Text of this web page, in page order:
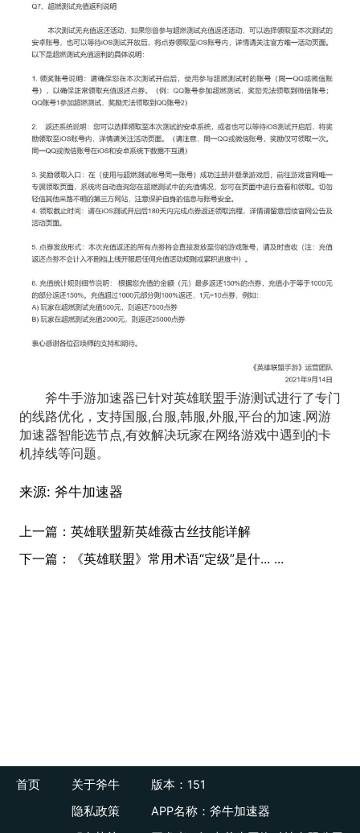
斧牛手游加速器已针对英雄联盟手游测试进行了专门
的线路优化，支持国服,台服,韩服,外服,平台的加速.网游
加速器智能选节点,有效解决玩家在网络游戏中遇到的卡
机掉线等问题。
来源: 斧牛加速器
上一篇：英雄联盟新英雄薇古丝技能详解
下一篇：
《英雄联盟》常用术语“定级”是什... ...
首页
关于斧牛
隐私政策
版本：151
APP名称：斧牛加速器